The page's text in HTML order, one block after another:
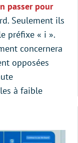
passer pour
Seulement ils
préfixe « i ».
concernera
opposées
à faible